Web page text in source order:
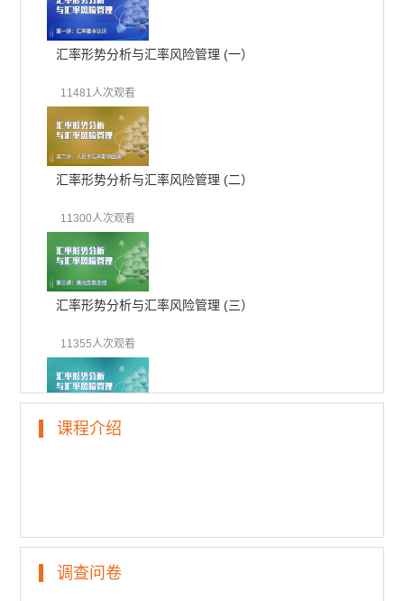
汇率形势分析与汇率风险管理 (一）
11481人次观看
汇率形势分析与汇率风险管理 (二）
11300人次观看
汇率形势分析与汇率风险管理 (三）
11355人次观看
汇率形势分析与汇率风险管理 (四）
课程介绍
调查问卷